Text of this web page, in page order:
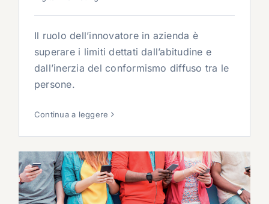
Il ruolo dell’innovatore in azienda è
superare i limiti dettati dall’abitudine e
dall’inerzia del conformismo diffuso tra le
persone.
Continua a leggere